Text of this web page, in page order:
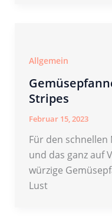
Allgemein
Stripes
Februar 15, 2023
Für den schnellen
und das ganz auf
würzige
Lust